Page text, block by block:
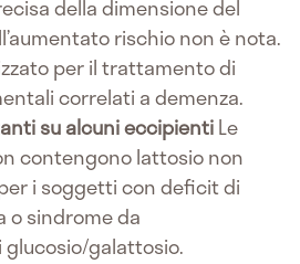
della dimensione del
rischio non è nota.
per il trattamento di
correlati a demenza.
su alcuni eccipientiLe
contengono lattosio non
i soggetti con deficit di
o sindrome da
galattosio.